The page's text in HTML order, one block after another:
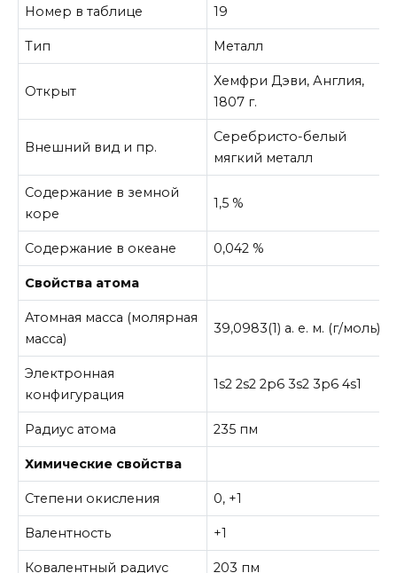
Номер в таблице 19
Тип Металл
Открыт
Хемфри Дэви, Англия,
1807 г.
Внешний вид и пр.
Серебристо-белый
мягкий металл
Содержание в земной
коре
1,5 %
Содержание в океане 0,042 %
Свойства атома
Атомная масса (молярная
масса)
39,0983(1) а. е. м. (г/моль)
Электронная
конфигурация
1s2 2s2 2p6 3s2 3p6 4s1
Радиус атома 235 пм
Химические свойства
Степени окисления 0, +1
Валентность +1
Ковалентный радиус 203 пм